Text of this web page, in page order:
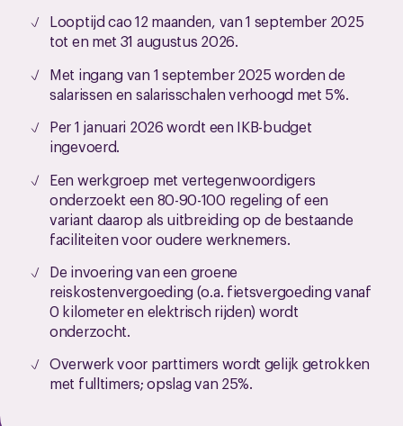
Looptijd cao 12 maanden, van 1 september 2025
tot en met 31 augustus 2026.
Met ingang van 1 september 2025 worden de
salarissen en salarisschalen verhoogd met 5%.
Per 1 januari 2026 wordt een IKB-budget
ingevoerd.
Een werkgroep met vertegenwoordigers
onderzoekt een 80-90-100 regeling of een
variant daarop als uitbreiding op de bestaande
faciliteiten voor oudere werknemers.
De invoering van een groene
reiskostenvergoeding (o.a. fietsvergoeding vanaf
0 kilometer en elektrisch rijden) wordt
onderzocht.
Overwerk voor parttimers wordt gelijk getrokken
met fulltimers; opslag van 25%.